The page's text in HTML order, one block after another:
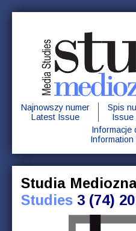
Najnowszy numer
Latest Issue
Spis
Issue
Informacje
Studia
Studies 3 (74)